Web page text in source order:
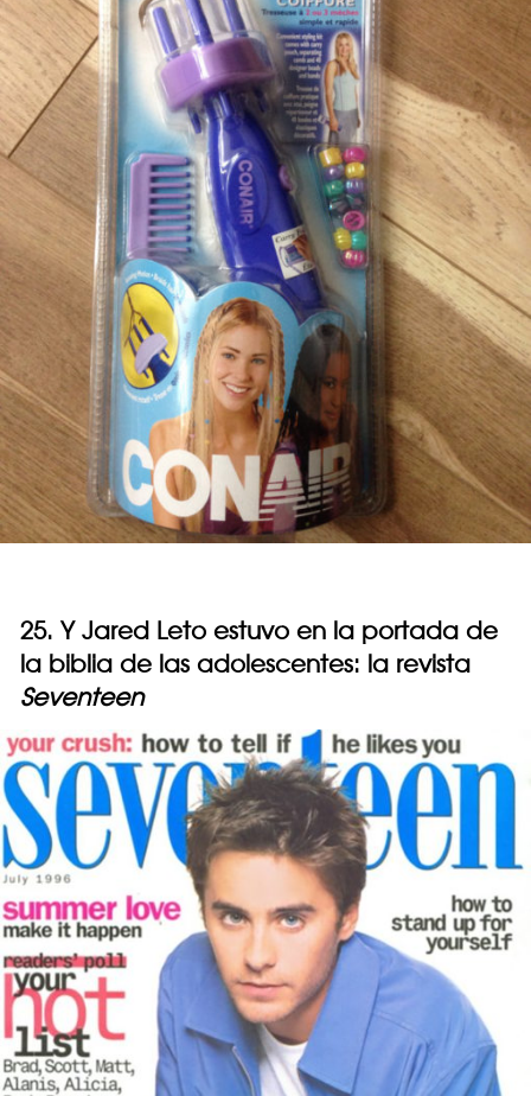
25. Y Jared Leto estuvo en la portada de
la biblia de las adolescentes: la revista
Seventeen